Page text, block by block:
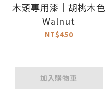
木頭專用漆｜胡桃木色
Walnut
NT$450
加入購物車